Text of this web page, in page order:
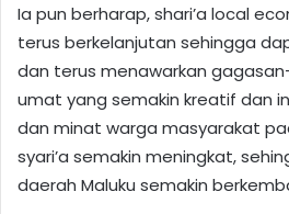
Ia pun berharap, shari’a local
terus berkelanjutan sehingga
dan terus menawarkan
umat yang semakin kreatif dan
dan minat warga masyarakat
syari’a semakin meningkat,
daerah Maluku semakin